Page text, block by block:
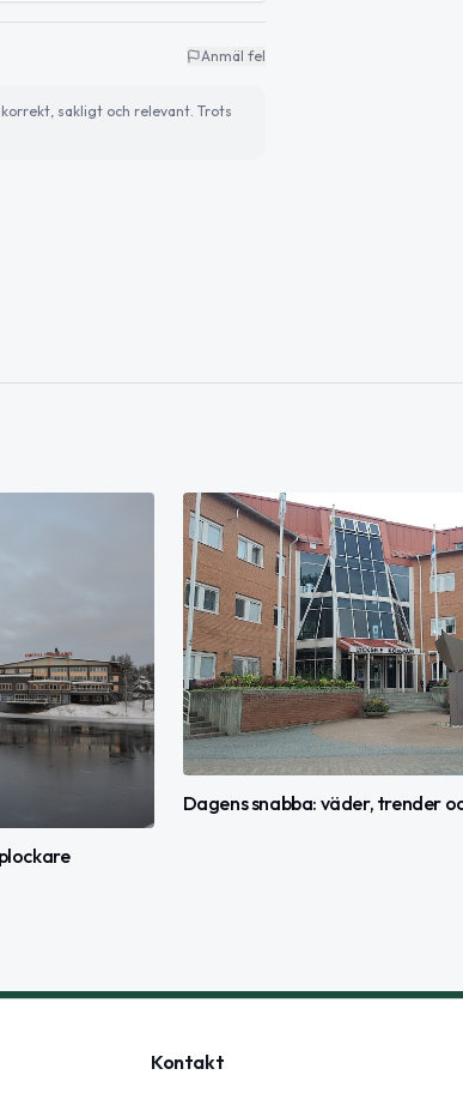
Anmäl fel
sakligt och relevant. Trots
Dagens snabba: väder, trender
Kontakt